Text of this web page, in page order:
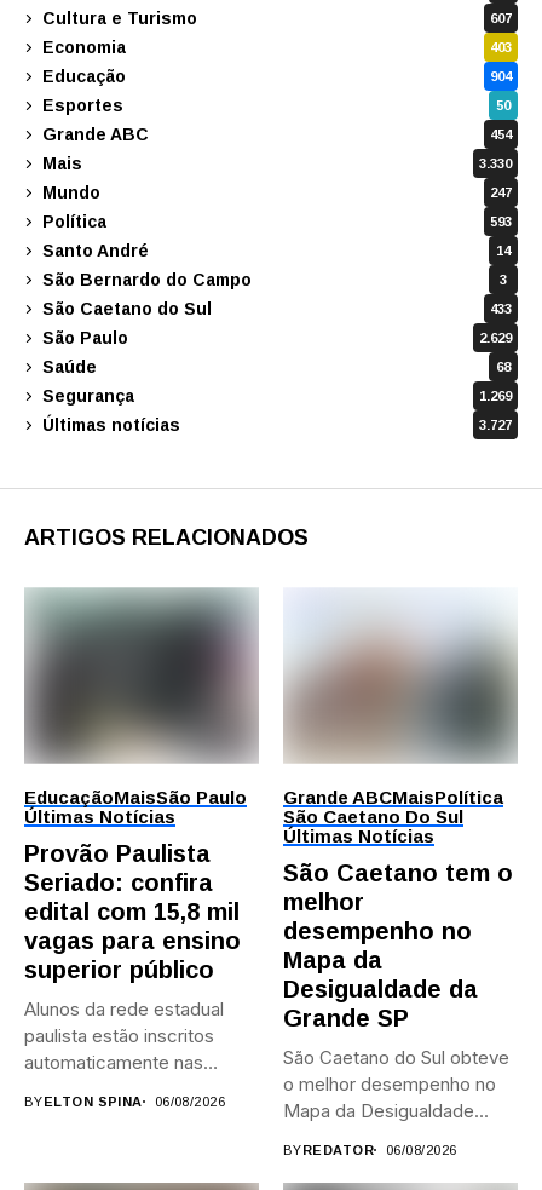
Cultura e Turismo 607
Economia 403
Educação 904
Esportes 50
Grande ABC 454
Mais 3.330
Mundo 247
Política 593
Santo André 14
São Bernardo do Campo 3
São Caetano do Sul 433
São Paulo 2.629
Saúde 68
Segurança 1.269
Últimas notícias 3.727
ARTIGOS RELACIONADOS
EducaçãoMaisSão Paulo
Últimas Notícias
Provão Paulista
Seriado: confira
edital com 15,8 mil
vagas para ensino
superior público
Alunos da rede estadual
paulista estão inscritos
automaticamente nas
BYELTON SPINA 06/08/2026
Grande ABCMaisPolítica
São Caetano Do Sul
Últimas Notícias
São Caetano tem o
melhor
desempenho no
Mapa da
Desigualdade da
Grande SP
São Caetano do Sul obteve
o melhor desempenho no
Mapa da Desigualdade...
BYREDATOR 06/08/2026